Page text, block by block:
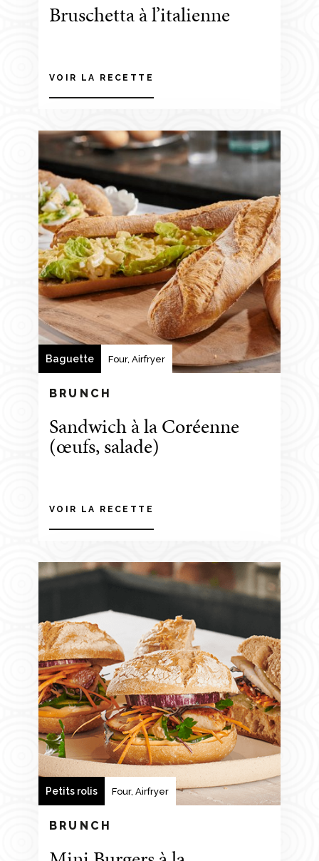
Bruschetta à l’italienne
VOIR LA RECETTE
Baguette Four, Airfryer
BRUNCH
Sandwich à la Coréenne
(œufs, salade)
VOIR LA RECETTE
Petits rolis Four, Airfryer
BRUNCH